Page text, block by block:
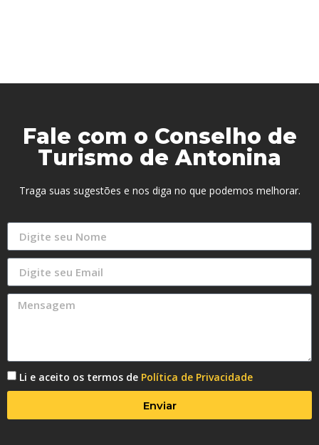
Fale com o Conselho de
Turismo de Antonina
Traga suas sugestões e nos diga no que podemos melhorar.
Li e aceito os termos de Política de Privacidade
Enviar